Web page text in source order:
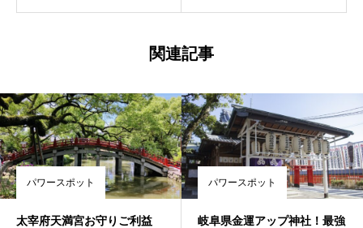
関連記事
パワースポット
太宰府天満宮お守りご利益
パワースポット
岐阜県金運アップ神社！最強